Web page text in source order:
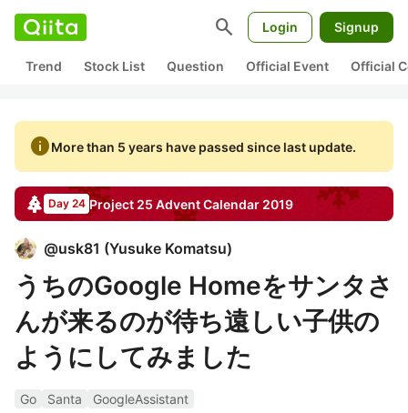
search Login Signup
Trend Stock List Question Official Event Official
infoMore than 5 years have passed since last update.
Day 24 Project 25 Advent Calendar 2019
@usk81 (Yusuke Komatsu)
うちのGoogle Homeをサンタさ
んが来るのが待ち遠しい子供の
ようにしてみました
Go Santa
GoogleAssistant